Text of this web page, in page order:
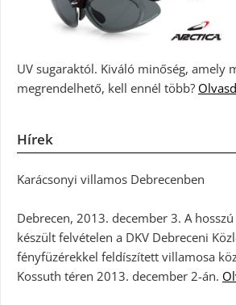
UV sugaraktól. Kiváló minőség, amely
megrendelhető, kell ennél több?
Hírek
Karácsonyi villamos Debrecenben
Debrecen, 2013. december 3. A
készült felvételen a DKV Debreceni
fényfüzérekkel feldíszített villamosa
Kossuth téren 2013. december 2-án.